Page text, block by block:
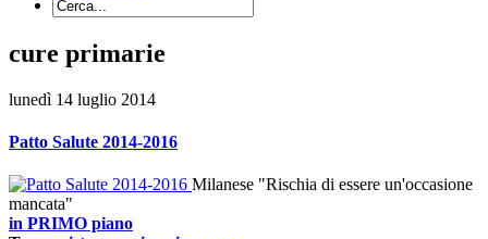
cure primarie
lunedì 14 luglio 2014
Patto Salute 2014-2016
Milanese "Rischia di essere un'occasione
mancata"
in PRIMO piano